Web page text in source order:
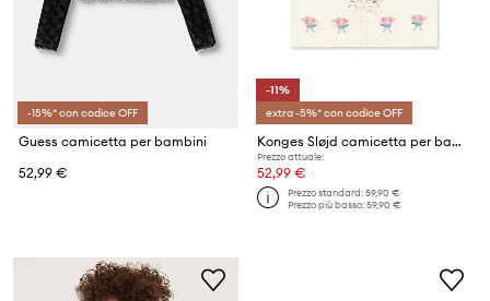
-15%* con codice OFF
Guess camicetta per bambini
52,99 €
-11%
extra -5%* con codice OFF
Konges Sløjd camicetta per bambini SHEENY SS TOP
Prezzo attuale:
52,99 €
Prezzo standard:59,90 €
Prezzo più basso:59,90 €